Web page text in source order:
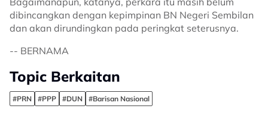
dibincangkan dengan kepimpinan BN Negeri Sembilan
dan akan dirundingkan pada peringkat seterusnya.
-- BERNAMA
Topic Berkaitan
#PRN #PPP #DUN #Barisan Nasional